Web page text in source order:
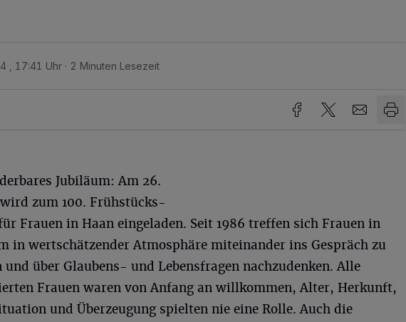
, 17:41 Uhr 2 Minuten Lesezeit
Jubiläum: Am 26.
zum 100. Frühstücks-
Frauen in Haan eingeladen. Seit 1986 treffen sich Frauen in
in wertschätzender Atmosphäre miteinander ins Gespräch zu
und über Glaubens- und Lebensfragen nachzudenken. Alle
Frauen waren von Anfang an willkommen, Alter, Herkunft,
und Überzeugung spielten nie eine Rolle. Auch die